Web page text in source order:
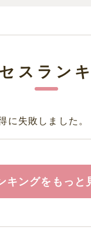
スラン
に失敗しました。
キングをもっと